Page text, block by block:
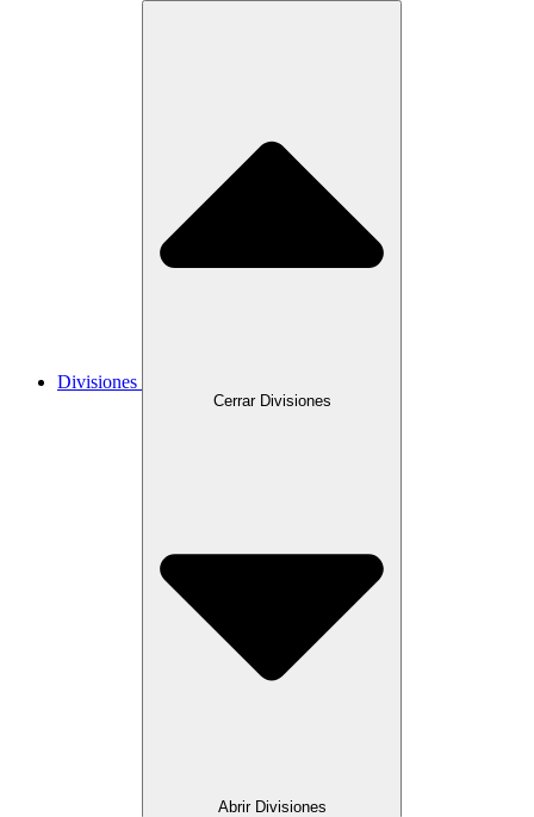
Divisiones
Cerrar Divisiones
Abrir Divisiones